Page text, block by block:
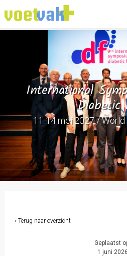
International
Diabetic
11-14 mei 2027 / World
‹ Terug naar overzicht
Geplaatst
1 juni 2026